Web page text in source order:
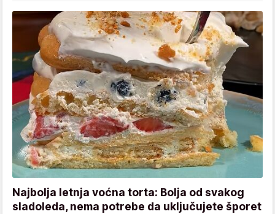
Najbolja letnja voćna torta: Bolja od svakog
sladoleda, nema potrebe da uključujete šporet